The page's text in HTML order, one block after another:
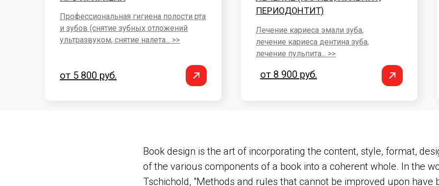
Профессиональная гигиена полости рта
и зубов (снятие зубных отложений
ультразвуком, снятие налета... >>
от 5 800 руб.
ПЕРИОДОНТИТ)
Лечение кариеса эмали зуба,
лечение кариеса дентина зуба,
лечение пульпита... >>
от 8 900 руб.
Book design is the art of incorporating the content, style, format,
of the various components of a book into a coherent whole. In the
Tschichold, "Methods and rules that cannot be improved upon have